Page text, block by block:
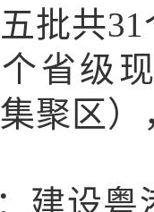
批共
省级
集聚区
： 建设粤